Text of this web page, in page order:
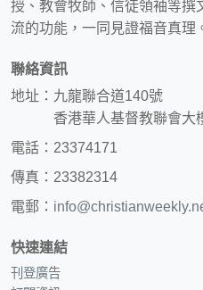
授、教會牧師、信徒領袖等
流的功能，一同見證福音真理
聯絡資訊
地址：九龍聯合道140號
香港華人基督教聯會大
電話：23374171
傳真：23382314
電郵：
快速連結
刊登廣告